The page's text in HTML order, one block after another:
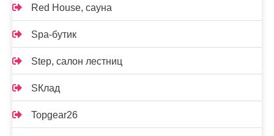
Red House, сауна
Spa-бутик
Step, салон лестниц
SКлад
Topgear26